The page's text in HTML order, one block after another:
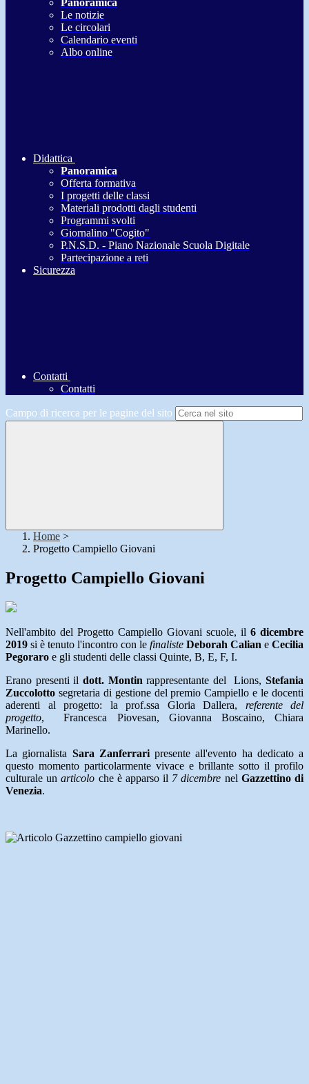
Panoramica
Le notizie
Le circolari
Calendario eventi
Albo online
Didattica
Panoramica
Offerta formativa
I progetti delle classi
Materiali prodotti dagli studenti
Programmi svolti
Giornalino "Cogito"
P.N.S.D. - Piano Nazionale Scuola Digitale
Partecipazione a reti
Sicurezza
Contatti
Contatti
Campo di ricerca per le pagine del sito
Home >
Progetto Campiello Giovani
Progetto Campiello Giovani
Nell'ambito del Progetto Campiello Giovani scuole, il 6 dicembre
2019 si è tenuto l'incontro con le finaliste Deborah Calian e Cecilia
Pegoraro e gli studenti delle classi Quinte, B, E, F, I.
Erano presenti il dott. Montin rappresentante del Lions,Stefania
Zuccolotto segretaria di gestione del premio Campiello e le docenti
aderenti al progetto: la prof.ssa Gloria Dallera, referente del
progetto, Francesca Piovesan, Giovanna Boscaino, Chiara
Marinello.
La giornalista Sara Zanferraripresente all'evento ha dedicato a
questo momento particolarmente vivace e brillante sotto il profilo
culturale unarticolo che è apparso il 7 dicembre nel Gazzettino di
Venezia.